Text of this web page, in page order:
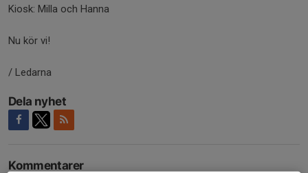
Kiosk: Milla och Hanna
Nu kör vi!
/ Ledarna
Dela nyhet
Kommentarer